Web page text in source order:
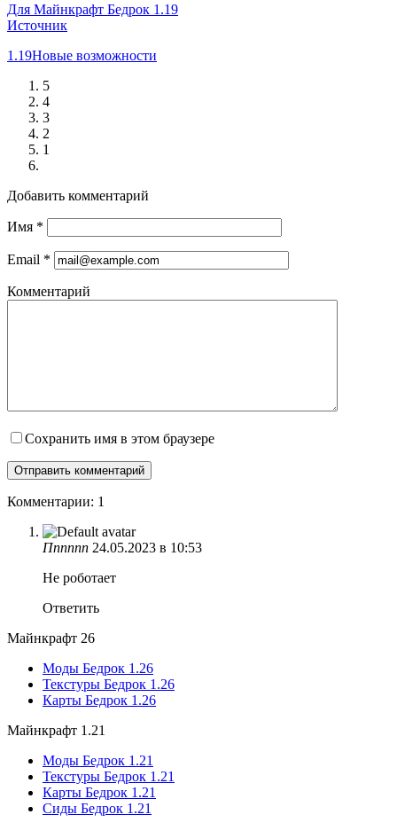
Для Майнкрафт Бедрок 1.19
Источник
1.19Новые возможности
5
4
3
2
1
Добавить комментарий
Имя *
Email *
Комментарий
Сохранить имя в этом браузере
Комментарии: 1
Пппппп 24.05.2023 в 10:53
Не роботает
Ответить
Майнкрафт 26
Моды Бедрок 1.26
Текстуры Бедрок 1.26
Карты Бедрок 1.26
Майнкрафт 1.21
Моды Бедрок 1.21
Текстуры Бедрок 1.21
Карты Бедрок 1.21
Сиды Бедрок 1.21